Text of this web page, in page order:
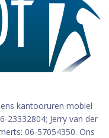
kantooruren mobiel
23332804; Jerry van der
06-57054350. Ons